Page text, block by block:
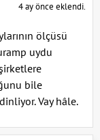
4 ay önce eklendi.
ölçüsü
uydu
bile
Vay hâle.